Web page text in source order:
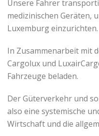
Unsere Fahrer
medizinischen Geräten,
Luxemburg einzurichten.
In Zusammenarbeit mit
Cargolux und
Fahrzeuge beladen.
Der Güterverkehr und
also eine systemische
Wirtschaft und die